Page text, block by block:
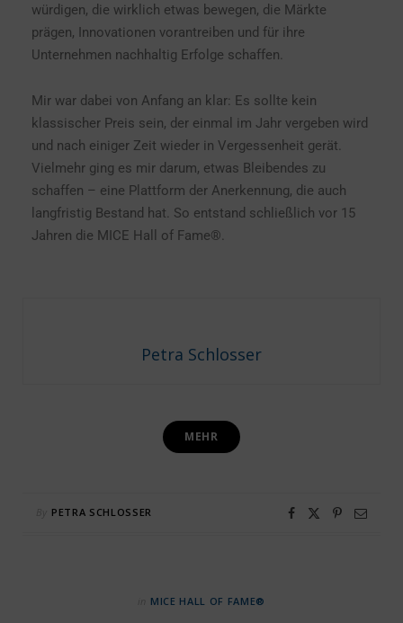
würdigen, die wirklich etwas bewegen, die Märkte
prägen, Innovationen vorantreiben und für ihre
Unternehmen nachhaltig Erfolge schaffen.
Mir war dabei von Anfang an klar: Es sollte kein
klassischer Preis sein, der einmal im Jahr vergeben wird
und nach einiger Zeit wieder in Vergessenheit gerät.
Vielmehr ging es mir darum, etwas Bleibendes zu
schaffen – eine Plattform der Anerkennung, die auch
langfristig Bestand hat. So entstand schließlich vor 15
Jahren die MICE Hall of Fame®.
Petra Schlosser
MEHR
PETRA SCHLOSSER
MICE HALL OF FAME®